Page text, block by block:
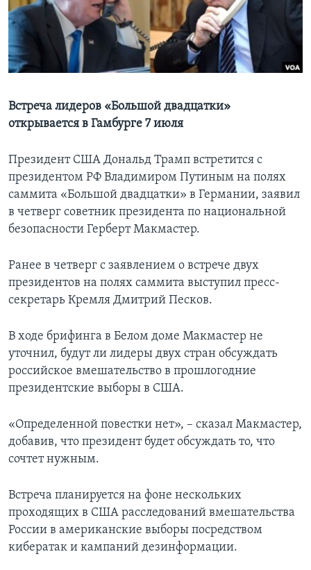
Learning English
СОЦИАЛЬНЫЕ СЕТИ
Языки
Встреча лидеров «Большой двадцатки»
открывается в Гамбурге 7 июля
Президент США Дональд Трамп встретится с
президентом РФ Владимиром Путиным на полях
саммита «Большой двадцатки» в Германии, заявил
в четверг советник президента по национальной
безопасности Герберт Макмастер.
Ранее в четверг с заявлением о встрече двух
президентов на полях саммита выступил пресс-
секретарь Кремля Дмитрий Песков.
В ходе брифинга в Белом доме Макмастер не
уточнил, будут ли лидеры двух стран обсуждать
российское вмешательство в прошлогодние
президентские выборы в США.
«Определенной повестки нет», – сказал Макмастер,
добавив, что президент будет обсуждать то, что
сочтет нужным.
Встреча планируется на фоне нескольких
проходящих в США расследований вмешательства
России в американские выборы посредством
кибератак и кампаний дезинформации.